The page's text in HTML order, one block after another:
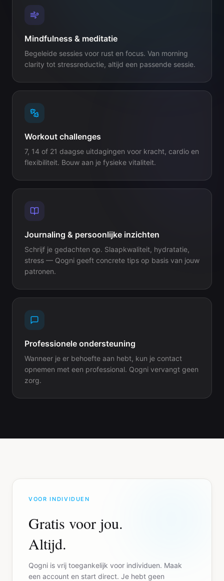
Mindfulness & meditatie
Begeleide sessies voor rust en focus. Van morning
clarity tot stressreductie, altijd een passende sessie.
Workout challenges
7, 14 of 21 daagse uitdagingen voor kracht, cardio en
flexibiliteit. Bouw aan je fysieke vitaliteit.
Journaling & persoonlijke inzichten
Schrijf je gedachten op. Slaapkwaliteit, hydratatie,
stress — Qogni geeft concrete tips op basis van jouw
patronen.
Professionele ondersteuning
Wanneer je er behoefte aan hebt, kun je contact
opnemen met een professional. Qogni vervangt geen
zorg.
VOOR INDIVIDUEN
Gratis voor jou.
Altijd.
Qogni is vrij toegankelijk voor individuen. Maak
een account en start direct. Je hebt geen